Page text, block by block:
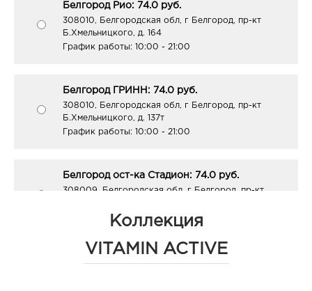
Белгород Рио: 74.0 руб.
308010, Белгородская обл, г Белгород, пр-кт
Б.Хмельницкого, д. 164
График работы: 10:00 - 21:00
Белгород ГРИНН: 74.0 руб.
308010, Белгородская обл, г Белгород, пр-кт
Б.Хмельницкого, д. 137т
График работы: 10:00 - 21:00
Белгород ост-ка Стадион: 74.0 руб.
308009, Белгородская обл, г Белгород, пр-кт
График работы:9:00 - 20:00
Коллекция
VITAMIN ACTIVE